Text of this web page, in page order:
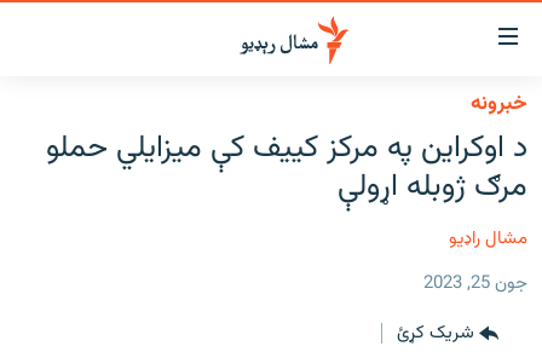
د
لاسرسي
ځای
عمومي
پاڼې
موضوع
ته
شئ
عمومي
کور
لنډ خبرونه
پښتونخوا او قبایل
بلوچستان
پاکستان
خبرونه
د اوکراین په مرکز کییف کې میزایلي حملو
مرګ ژوبله اړولې
مشال راډیو
جون 25, 2023
شریک کړئ